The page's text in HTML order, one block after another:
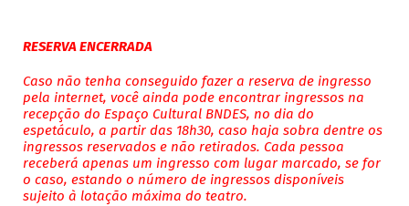
RESERVA ENCERRADA
Caso não tenha conseguido fazer a reserva de ingresso
pela internet, você ainda pode encontrar ingressos na
recepção do Espaço Cultural BNDES, no dia do
espetáculo, a partir das 18h30, caso haja sobra dentre os
ingressos reservados e não retirados. Cada pessoa
receberá apenas um ingresso com lugar marcado, se for
o caso, estando o número de ingressos disponíveis
sujeito à lotação máxima do teatro.